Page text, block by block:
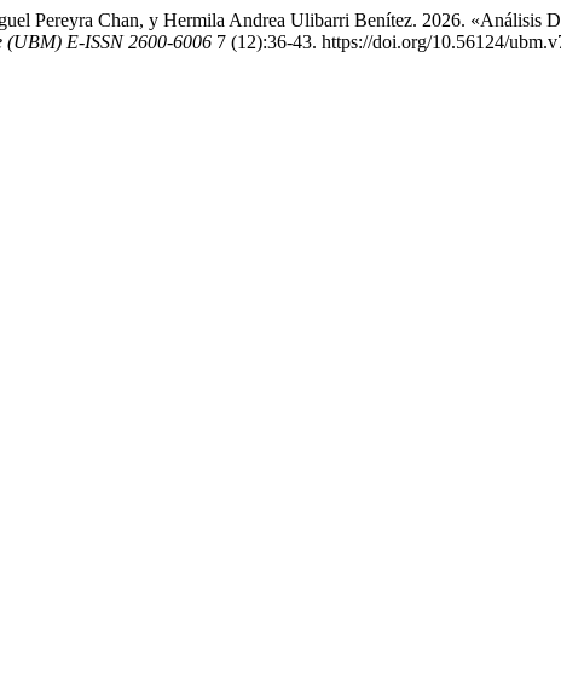
Pereyra Chan, y Hermila Andrea Ulibarri Benítez. 2026. «Análisis
E-ISSN 2600-6006 7 (12):36-43. https://doi.org/10.56124/